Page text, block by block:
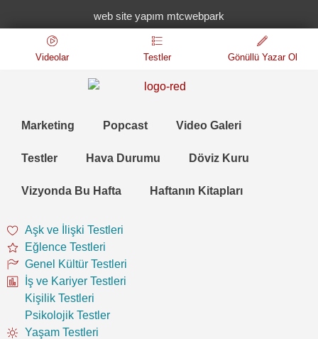
web site yapım mtcwebpark
Videolar Testler Gönüllü Yazar Ol
Marketing Popcast Video Galeri
Testler Hava Durumu Döviz Kuru
Vizyonda Bu Hafta Haftanın Kitapları
Aşk ve İlişki Testleri
Eğlence Testleri
Genel Kültür Testleri
İş ve Kariyer Testleri
Kişilik Testleri
Psikolojik Testler
Yaşam Testleri